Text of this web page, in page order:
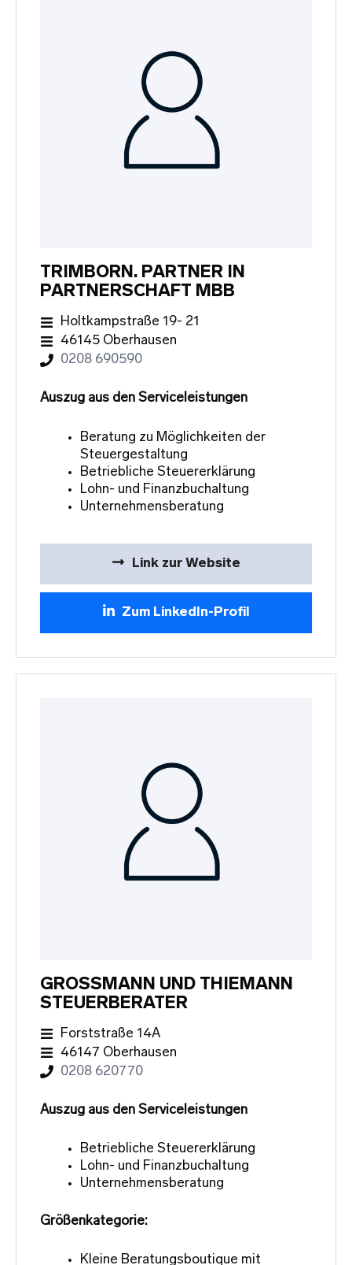
TRIMBORN. PARTNER IN
PARTNERSCHAFT MBB
Holtkampstraße 19- 21
46145 Oberhausen
0208 690590
Auszug aus den Serviceleistungen
Beratung zu Möglichkeiten der
Steuergestaltung
Betriebliche Steuererklärung
Lohn- und Finanzbuchaltung
Unternehmensberatung
Link zur Website
Zum LinkedIn-Profil
GROSSMANN UND THIEMANN S
TEUERBERATER
Forststraße 14A
46147 Oberhausen
0208 620770
Auszug aus den Serviceleistungen
Betriebliche Steuererklärung
Lohn- und Finanzbuchaltung
Unternehmensberatung
Größenkategorie:
Kleine Beratungsboutique mit